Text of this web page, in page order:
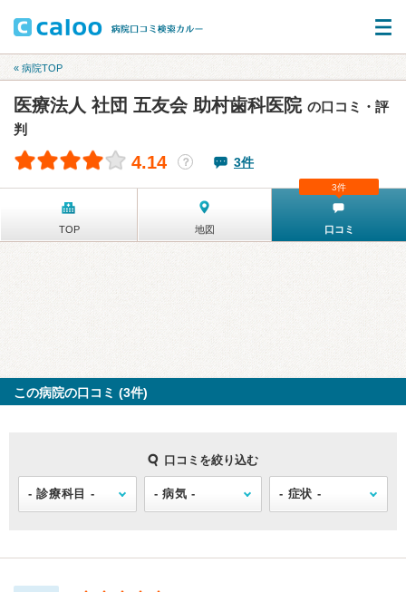
« 病院TOP
医療法人 社団 五友会 助村歯科医院 の口コミ・評
判
4.14 ？ 3件
TOP 地図 口コミ
3件
この病院の口コミ (3件)
口コミを絞り込む